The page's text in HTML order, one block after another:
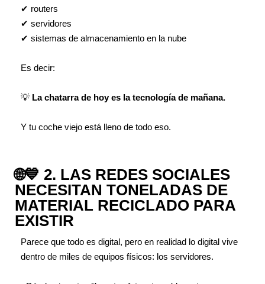
✔ routers
✔ servidores
✔ sistemas de almacenamiento en la nube
Es decir:
💡 La chatarra de hoy es la tecnología de mañana.
Y tu coche viejo está lleno de todo eso.
🌐💙 2. LAS REDES SOCIALES
NECESITAN TONELADAS DE
MATERIAL RECICLADO PARA
EXISTIR
Parece que todo es digital, pero en realidad lo digital vive
dentro de miles de equipos físicos: los servidores.